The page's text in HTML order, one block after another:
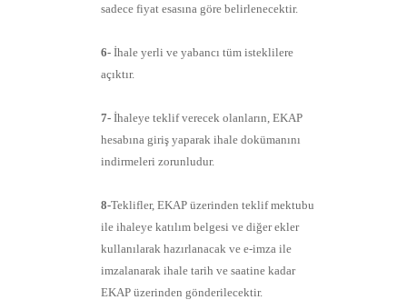
sadece fiyat esasına göre belirlenecektir.
6- İhale yerli ve yabancı tüm isteklilere
açıktır.
7- İhaleye teklif verecek olanların, EKAP
hesabına giriş yaparak ihale dokümanını
indirmeleri zorunludur.
8-Teklifler, EKAP üzerinden teklif mektubu
ile ihaleye katılım belgesi ve diğer ekler
kullanılarak hazırlanacak ve e-imza ile
imzalanarak ihale tarih ve saatine kadar
EKAP üzerinden gönderilecektir.